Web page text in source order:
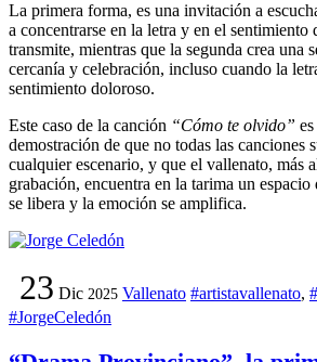
La primera forma, es una invitación a
a concentrarse en la letra y en el sentimiento
transmite, mientras que la segunda crea una
cercanía y celebración, incluso cuando la
sentimiento doloroso.
Este caso de la canción “Cómo te olvido”
demostración de que no todas las canciones
cualquier escenario, y que el vallenato, más
grabación, encuentra en la tarima un
se libera y la emoción se amplifica.
23 Dic 2025 Vallenato #artistavallenato,
#JorgeCeledón